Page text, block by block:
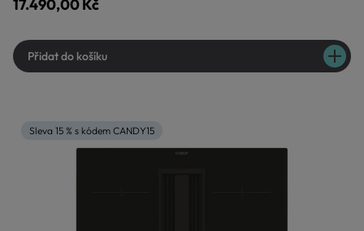
17.490,00 Kč
Přidat do košíku
Sleva 15 % s kódem CANDY15